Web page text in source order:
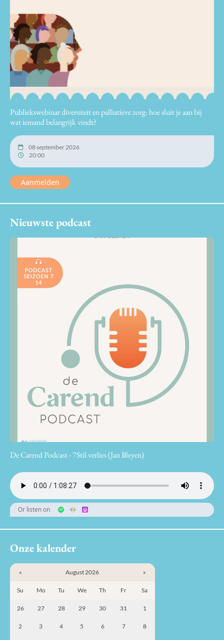
Publiekswebinar diversiteit en palliatieve zorg: hoe sluit je aan bij
wat iemand belangrijk vindt?
08 september 2026
20:00
Aanmelden
Nieuwste podcast
De Carend Podcast - 7Stil verlies (Jan Bleyen)
Or listen on
Onze kalender
« August 2026 »
Su Mo Tu We Th Fr Sa
26 27 28 29 30 31 1
2 3 4 5 6 7 8